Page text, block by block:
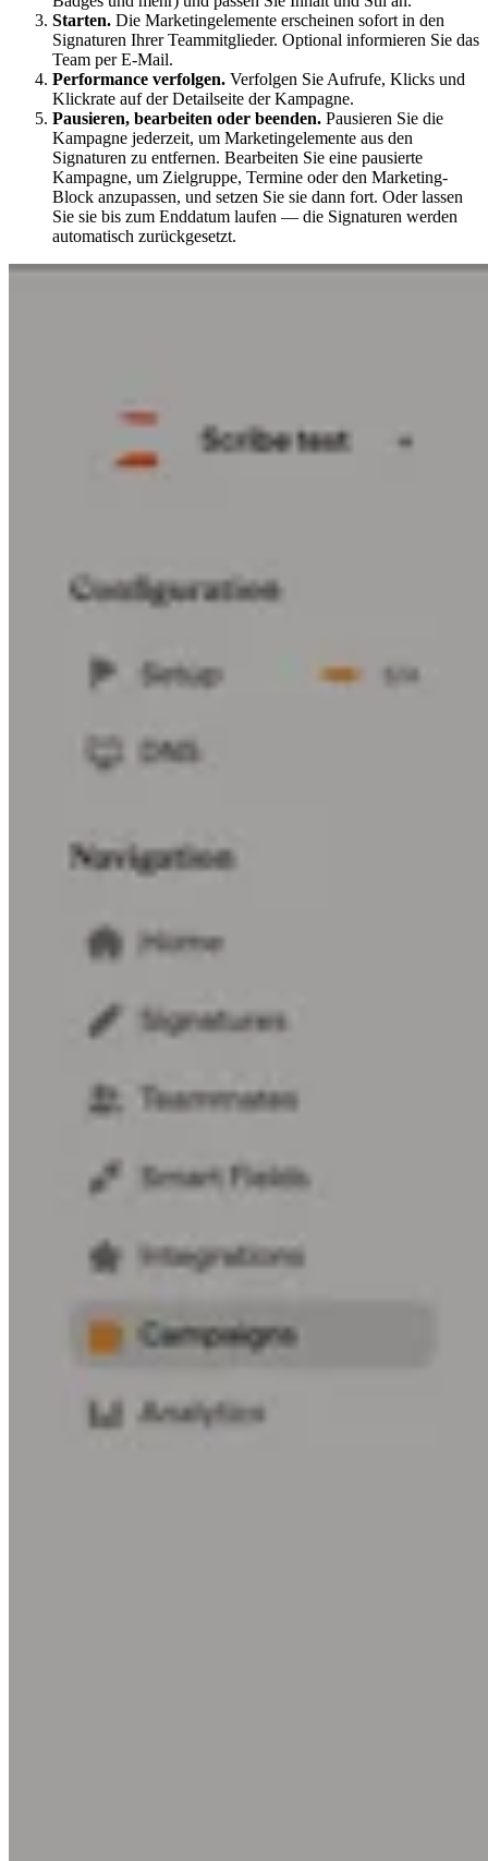
Starten. Die Marketingelemente erscheinen sofort in den
Signaturen Ihrer Teammitglieder. Optional informieren Sie das
Team per E-Mail.
Performance verfolgen. Verfolgen Sie Aufrufe, Klicks und
Klickrate auf der Detailseite der Kampagne.
Pausieren, bearbeiten oder beenden. Pausieren Sie die
Kampagne jederzeit, um Marketingelemente aus den
Signaturen zu entfernen. Bearbeiten Sie eine pausierte
Kampagne, um Zielgruppe, Termine oder den Marketing-
Block anzupassen, und setzen Sie sie dann fort. Oder lassen
Sie sie bis zum Enddatum laufen — die Signaturen werden
automatisch zurückgesetzt.